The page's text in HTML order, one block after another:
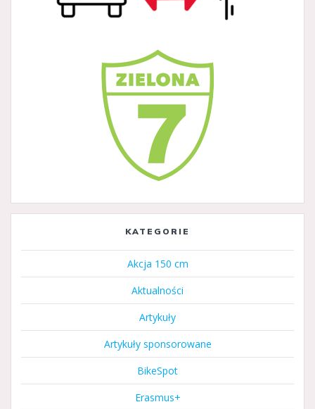
KATEGORIE
Akcja 150 cm
Aktualności
Artykuły
Artykuły sponsorowane
BikeSpot
Erasmus+